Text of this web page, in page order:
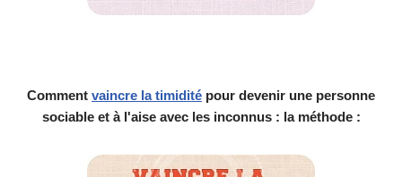
Comment vaincre la timidité pour devenir une personne
sociable et à l'aise avec les inconnus : la méthode :